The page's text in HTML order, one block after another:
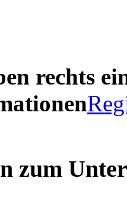
rechts
zum